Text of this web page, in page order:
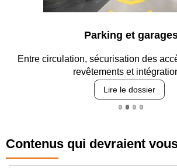
les revêtements de sol et
Lire le dossier